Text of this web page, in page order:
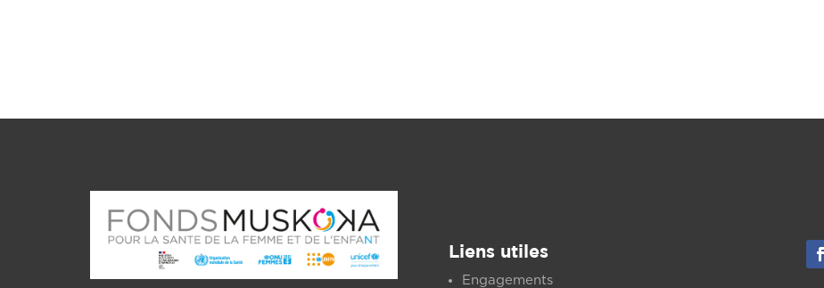
Liens utiles
Engagements